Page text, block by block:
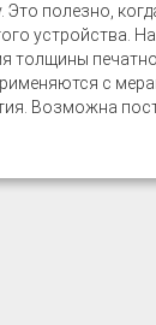
Это полезно,
устройства.
толщины
с
Возможна